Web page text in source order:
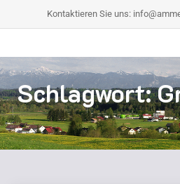
Kontaktieren Sie uns:
Schlagwort: